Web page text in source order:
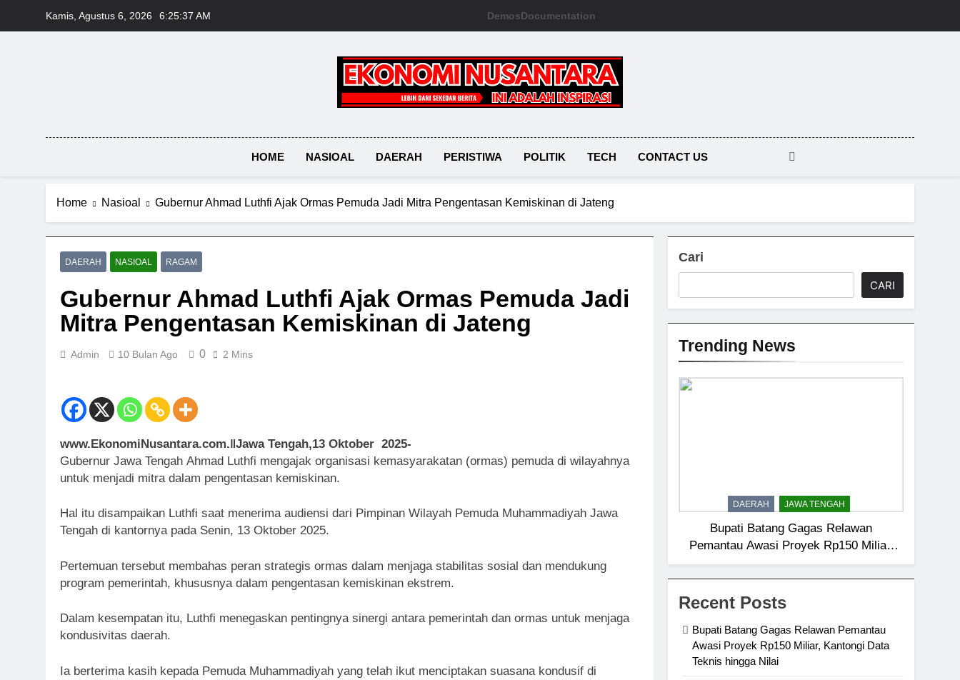
Kamis, Agustus 6, 2026 6:25:37 AM DemosDocumentation
Ekonomi Nusantara
HOME NASIOAL DAERAH PERISTIWA POLITIK TECH CONTACT US
Home Nasioal Gubernur Ahmad Luthfi Ajak Ormas Pemuda Jadi Mitra Pengentasan Kemiskinan di Jateng
DAERAH NASIOAL RAGAM
Gubernur Ahmad Luthfi Ajak Ormas Pemuda Jadi
Mitra Pengentasan Kemiskinan di Jateng
Admin 10 Bulan Ago 0 2 Mins
www.EkonomiNusantara.com.ǁJawa Tengah,13 Oktober 2025-
Gubernur Jawa Tengah Ahmad Luthfi mengajak organisasi kemasyarakatan (ormas) pemuda di wilayahnya
untuk menjadi mitra dalam pengentasan kemiskinan.
Hal itu disampaikan Luthfi saat menerima audiensi dari Pimpinan Wilayah Pemuda Muhammadiyah Jawa
Tengah di kantornya pada Senin, 13 Oktober 2025.
Pertemuan tersebut membahas peran strategis ormas dalam menjaga stabilitas sosial dan mendukung
program pemerintah, khususnya dalam pengentasan kemiskinan ekstrem.
Dalam kesempatan itu, Luthfi menegaskan pentingnya sinergi antara pemerintah dan ormas untuk menjaga
kondusivitas daerah.
Ia berterima kasih kepada Pemuda Muhammadiyah yang telah ikut menciptakan suasana kondusif di
Cari
CARI
Trending News
DAERAH JAWA TENGAH
Bupati Batang Gagas Relawan
Pemantau Awasi Proyek Rp150 Miliar,
Kantongi Data Teknis hingga Nilai
Recent Posts
Bupati Batang Gagas Relawan Pemantau
Awasi Proyek Rp150 Miliar, Kantongi Data
Teknis hingga Nilai